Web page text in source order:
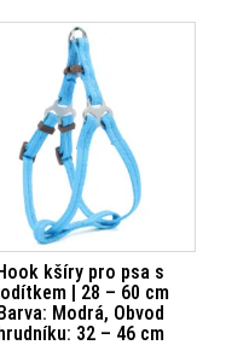
kšíry pro psa s
| 28 – 60 cm
Modrá, Obvod
32 – 46 cm